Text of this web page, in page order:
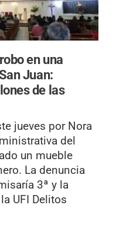
en una
Juan:
de las
jueves por Nora
del
un mueble
La denuncia
3ª y la
UFI Delitos